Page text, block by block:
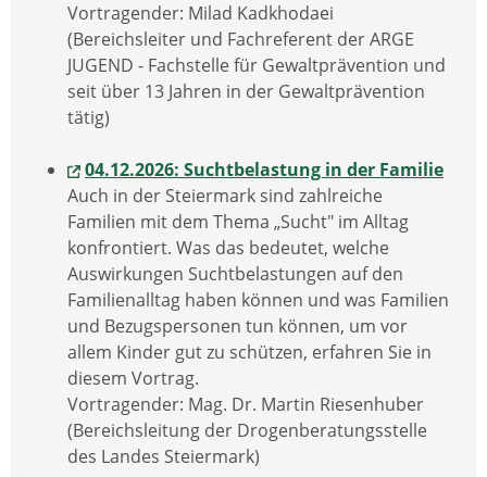
Vortragender: Milad Kadkhodaei
(Bereichsleiter und Fachreferent der ARGE
JUGEND - Fachstelle für Gewaltprävention und
seit über 13 Jahren in der Gewaltprävention
tätig)
04.12.2026: Suchtbelastung in der Familie
Auch in der Steiermark sind zahlreiche
Familien mit dem Thema „Sucht" im Alltag
konfrontiert. Was das bedeutet, welche
Auswirkungen Suchtbelastungen auf den
Familienalltag haben können und was Familien
und Bezugspersonen tun können, um vor
allem Kinder gut zu schützen, erfahren Sie in
diesem Vortrag.
Vortragender: Mag. Dr. Martin Riesenhuber
(Bereichsleitung der Drogenberatungsstelle
des Landes Steiermark)